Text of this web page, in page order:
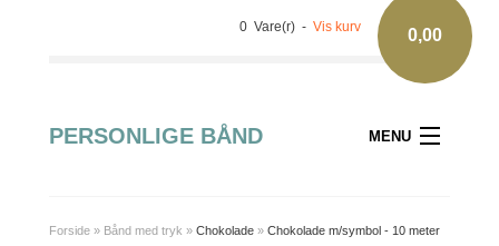
0 Vare(r) - Vis kurv 0,00
PERSONLIGE BÅND MENU
Forside » Bånd med tryk » Chokolade » Chokolade m/symbol - 10 meter